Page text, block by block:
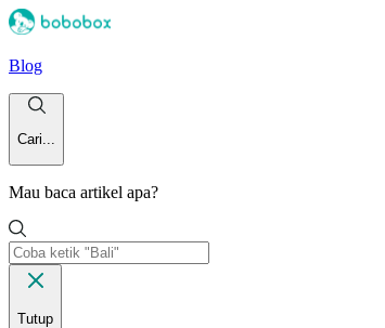
Blog
Cari...
Mau baca artikel apa?
Tutup